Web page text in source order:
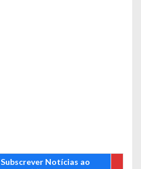
Subscrever Notícias ao